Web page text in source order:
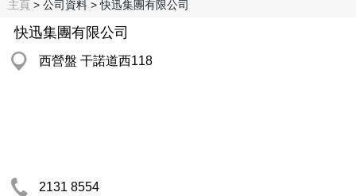
主頁 > 公司資料 > 快迅集團有限公司
快迅集團有限公司
西營盤 干諾道西118
2131 8554